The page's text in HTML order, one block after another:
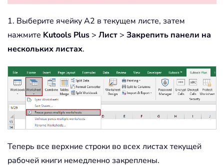
1. Выберите ячейку A2 в текущем листе, затем
нажмите Kutools Plus > Лист > Закрепить панели на
нескольких листах.
Теперь все верхние строки во всех листах текущей
рабочей книги немедленно закреплены.